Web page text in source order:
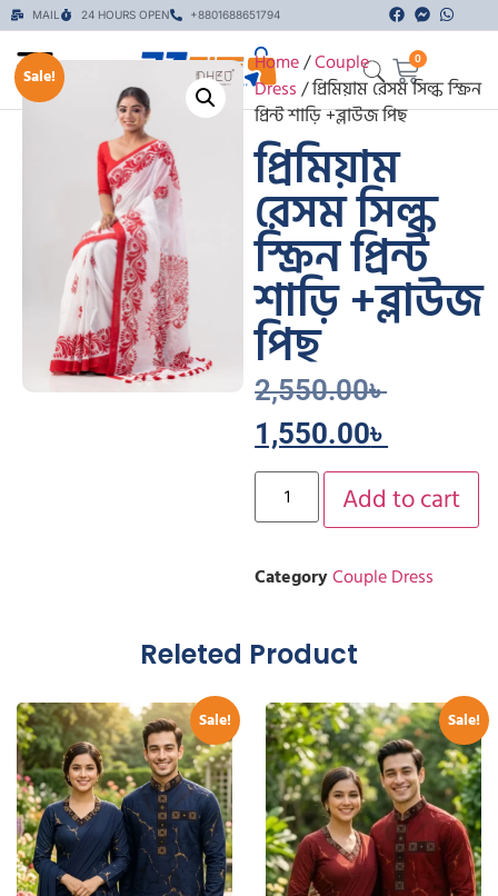
MAIL 24 HOURS OPEN +8801688651794
0
Sale!
Home/Couple
Dress/ প্রিমিয়াম রেসম সিল্ক স্ক্রিন
প্রিন্ট শাড়ি +ব্লাউজ পিছ
প্রিমিয়াম
রেসম সিল্ক
স্ক্রিন প্রিন্ট
শাড়ি +ব্লাউজ
পিছ
2,550.00৳
1,550.00৳
Add to cart
CategoryCouple Dress
Releted Product
Sale! Sale!